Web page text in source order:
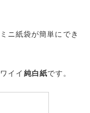
ニ紙袋が簡単にでき
イイ 純白紙です。